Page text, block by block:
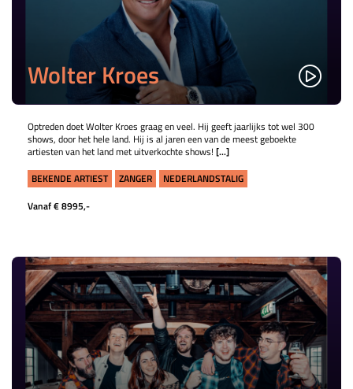
Wolter Kroes
Optreden doet Wolter Kroes graag en veel. Hij geeft jaarlijks tot wel 300
shows, door het hele land. Hij is al jaren een van de meest geboekte
artiesten van het land met uitverkochte shows! [...]
BEKENDE ARTIEST
ZANGER
NEDERLANDSTALIG
Vanaf € 8995,-